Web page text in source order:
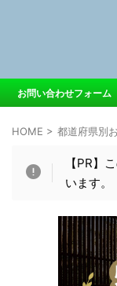
お問い合わせフォーム
HOME > 都道府県別
【PR】
います。